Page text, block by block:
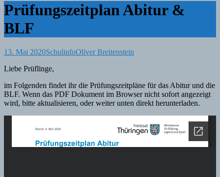
Prüfungszeitplan Abitur &
BLF
13. Mai 2020SchulinfoOliver Breitenstein
Liebe Prüflinge,
im Folgenden findet ihr die Prüfungszeitpläne für das Abitur und die
BLF. Wenn das PDF Dokument im Browser nicht sofort angezeigt
wird, bitte aktualisieren, oder weiter unten direkt herunterladen.